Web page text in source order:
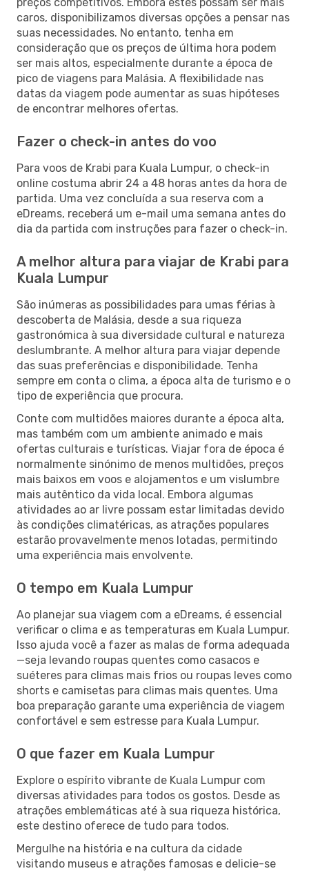
caros, disponibilizamos diversas opções a pensar nas
suas necessidades. No entanto, tenha em
consideração que os preços de última hora podem
ser mais altos, especialmente durante a época de
pico de viagens para Malásia. A flexibilidade nas
datas da viagem pode aumentar as suas hipóteses
de encontrar melhores ofertas.
Fazer o check-in antes do voo
Para voos de Krabi para Kuala Lumpur, o check-in
online costuma abrir 24 a 48 horas antes da hora de
partida. Uma vez concluída a sua reserva com a
eDreams, receberá um e-mail uma semana antes do
dia da partida com instruções para fazer o check-in.
A melhor altura para viajar de Krabi para
Kuala Lumpur
São inúmeras as possibilidades para umas férias à
descoberta de Malásia, desde a sua riqueza
gastronómica à sua diversidade cultural e natureza
deslumbrante. A melhor altura para viajar depende
das suas preferências e disponibilidade. Tenha
sempre em conta o clima, a época alta de turismo e o
tipo de experiência que procura.
Conte com multidões maiores durante a época alta,
mas também com um ambiente animado e mais
ofertas culturais e turísticas. Viajar fora de época é
normalmente sinónimo de menos multidões, preços
mais baixos em voos e alojamentos e um vislumbre
mais autêntico da vida local. Embora algumas
atividades ao ar livre possam estar limitadas devido
às condições climatéricas, as atrações populares
estarão provavelmente menos lotadas, permitindo
uma experiência mais envolvente.
O tempo em Kuala Lumpur
Ao planejar sua viagem com a eDreams, é essencial
verificar o clima e as temperaturas em Kuala Lumpur.
Isso ajuda você a fazer as malas de forma adequada
—seja levando roupas quentes como casacos e
suéteres para climas mais frios ou roupas leves como
shorts e camisetas para climas mais quentes. Uma
boa preparação garante uma experiência de viagem
confortável e sem estresse para Kuala Lumpur.
O que fazer em Kuala Lumpur
Explore o espírito vibrante de Kuala Lumpur com
diversas atividades para todos os gostos. Desde as
atrações emblemáticas até à sua riqueza histórica,
este destino oferece de tudo para todos.
Mergulhe na história e na cultura da cidade
visitando museus e atrações famosas e delicie-se